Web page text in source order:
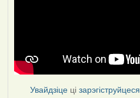
Увайдзіце цізарэгіструйцеся